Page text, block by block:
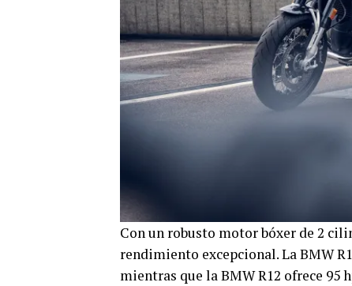
Con un robusto motor bóxer de 2
rendimiento excepcional. La BMW
mientras que la BMW R12 ofrece 95